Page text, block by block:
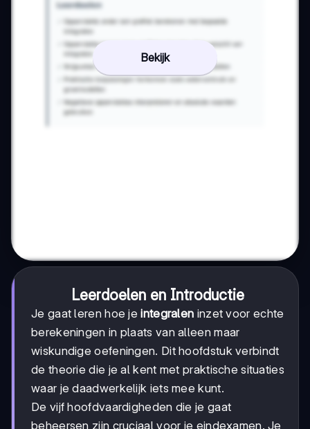
Bekijk
Leerdoelen en Introductie
Je gaat leren hoe jeintegralen inzet voor echte
berekeningen in plaats van alleen maar
wiskundige oefeningen. Dit hoofdstuk verbindt
de theorie die je al kent met praktische situaties
waar je daadwerkelijk iets mee kunt.
De vijf hoofdvaardigheden die je gaat
beheersen zijn cruciaal voor je eindexamen. Je